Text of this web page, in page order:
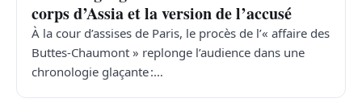
corps d’Assia et la version de l’accusé
À la cour d’assises de Paris, le procès de l’« affaire des
Buttes-Chaumont » replonge l’audience dans une
chronologie glaçante :…